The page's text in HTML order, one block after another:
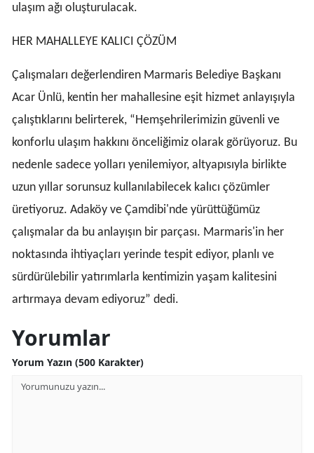
ulaşım ağı oluşturulacak.
HER MAHALLEYE KALICI ÇÖZÜM
Çalışmaları değerlendiren Marmaris Belediye Başkanı
Acar Ünlü, kentin her mahallesine eşit hizmet anlayışıyla
çalıştıklarını belirterek, “Hemşehrilerimizin güvenli ve
konforlu ulaşım hakkını önceliğimiz olarak görüyoruz. Bu
nedenle sadece yolları yenilemiyor, altyapısıyla birlikte
uzun yıllar sorunsuz kullanılabilecek kalıcı çözümler
üretiyoruz. Adaköy ve Çamdibi'nde yürüttüğümüz
çalışmalar da bu anlayışın bir parçası. Marmaris'in her
noktasında ihtiyaçları yerinde tespit ediyor, planlı ve
sürdürülebilir yatırımlarla kentimizin yaşam kalitesini
artırmaya devam ediyoruz” dedi.
Yorumlar
Yorum Yazın (500 Karakter)